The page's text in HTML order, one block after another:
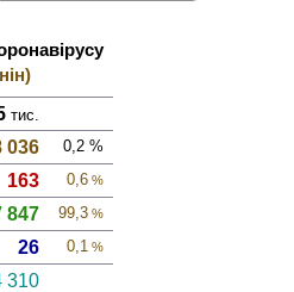
тис.
036 0,2 %
163 0,6 %
847 99,3 %
26 0,1 %
310